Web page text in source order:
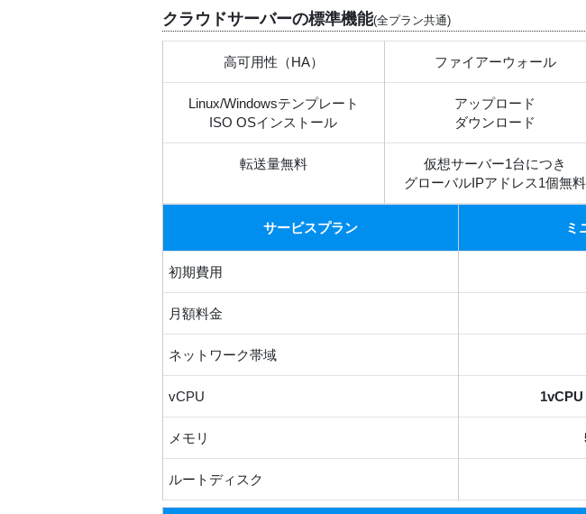
クラウドサーバーの標準機能(全プラン共通)
高可用性（HA） ファイアーウォール
Linux/Windowsテンプレート
ISO OSインストール
アップロード
ダウンロード
転送量無料
仮想サーバー1台につき
グローバルIPアドレス1個無料
サービスプラン ミ
初期費用
月額料金
ネットワーク帯域
vCPU 1vCPU
メモリ
ルートディスク